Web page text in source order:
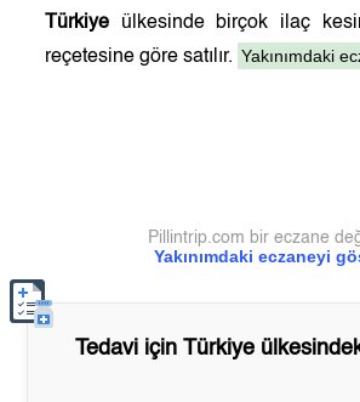
Türkiye ülkesinde birçok ilaç
reçetesine göre satılır. Yakınımdaki
Yakınımdaki eczaneyi
Pillintrip.com bir eczane
Tedavi için Türkiye